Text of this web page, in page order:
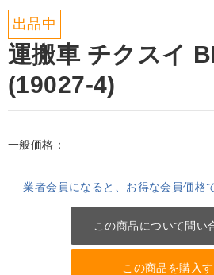
出品中
運搬車 チクスイ
(19027-4)
一般価格：
業者会員になると、お得な会員価格
この商品について問い
この商品を購入